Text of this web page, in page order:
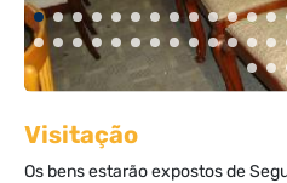
Visitação
Os bens estarão expostos de